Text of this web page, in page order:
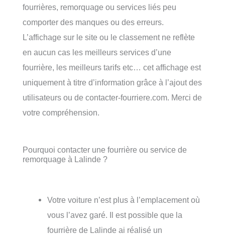
fourrières, remorquage ou services liés peu
comporter des manques ou des erreurs.
L’affichage sur le site ou le classement ne reflète
en aucun cas les meilleurs services d’une
fourrière, les meilleurs tarifs etc… cet affichage est
uniquement à titre d’information grâce à l’ajout des
utilisateurs ou de contacter-fourriere.com. Merci de
votre compréhension.
Pourquoi contacter une fourrière ou service de
remorquage à Lalinde ?
Votre voiture n’est plus à l’emplacement où
vous l’avez garé. Il est possible que la
fourrière de Lalinde ai réalisé un